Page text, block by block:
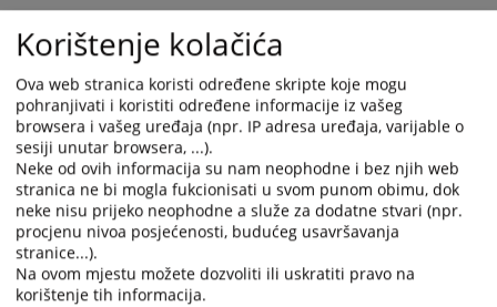
mark
key
to
get
the
keyboard
shortcuts
for
changing
dates.
mark
key
to
get
the
keyboard
shortcuts
for
changing
dates.
Korištenje kolačića
Ova web stranica koristi određene skripte koje mogu
pohranjivati i koristiti određene informacije iz vašeg
browsera i vašeg uređaja (npr. IP adresa uređaja, varijable o
sesiji unutar browsera, ...).
Neke od ovih informacija su nam neophodne i bez njih web
stranica ne bi mogla fukcionisati u svom punom obimu, dok
neke nisu prijeko neophodne a služe za dodatne stvari (npr.
procjenu nivoa posjećenosti, budućeg usavršavanja
stranice...).
Na ovom mjestu možete dozvoliti ili uskratiti pravo na
korištenje tih informacija.